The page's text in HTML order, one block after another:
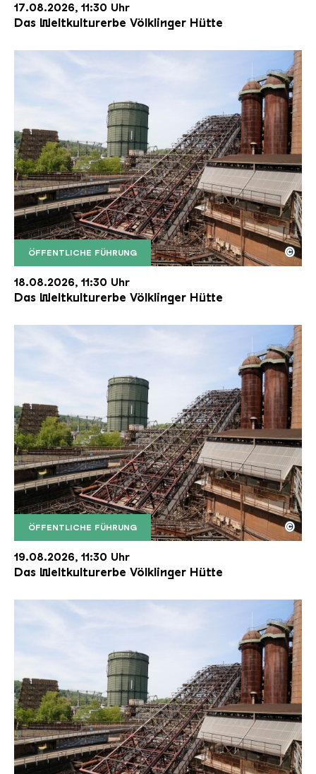
17.08.2026, 11:30 Uhr
Das Weltkulturerbe Völklinger Hütte
ÖFFENTLICHE FÜHRUNG
Der Erzschrägaufzug der Völklinger Hütte mit
Copyright: Weltkulturerbe Völklinger Hütte | Karl
©
18.08.2026, 11:30 Uhr
Das Weltkulturerbe Völklinger Hütte
ÖFFENTLICHE FÜHRUNG
Der Erzschrägaufzug der Völklinger Hütte mit
Copyright: Weltkulturerbe Völklinger Hütte | Karl
©
19.08.2026, 11:30 Uhr
Das Weltkulturerbe Völklinger Hütte